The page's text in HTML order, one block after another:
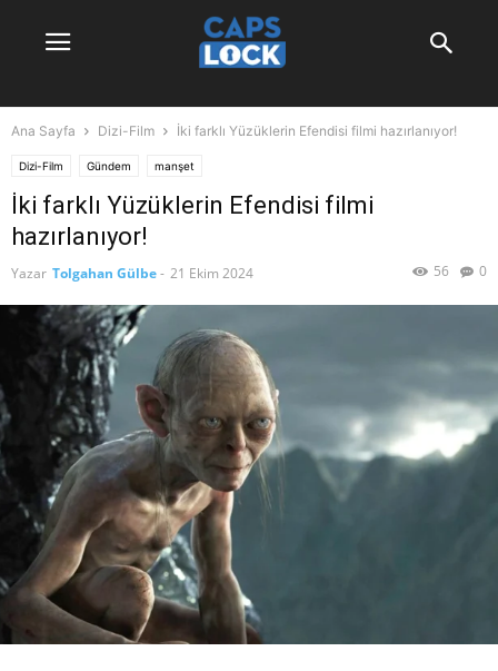
Ana Sayfa Dizi-Film İki farklı Yüzüklerin Efendisi filmi hazırlanıyor!
Dizi-Film Gündem manşet
İki farklı Yüzüklerin Efendisi filmi
hazırlanıyor!
Yazar Tolgahan Gülbe- 21 Ekim 2024 0
56